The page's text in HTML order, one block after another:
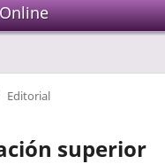
Editorial
superior